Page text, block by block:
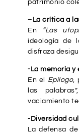
patrimonio
– La crítica a
En
“Las
ideología de
disfraza
-La memoria y
En el Epílogo,
las
vaciamiento
-Diversidad
La defensa